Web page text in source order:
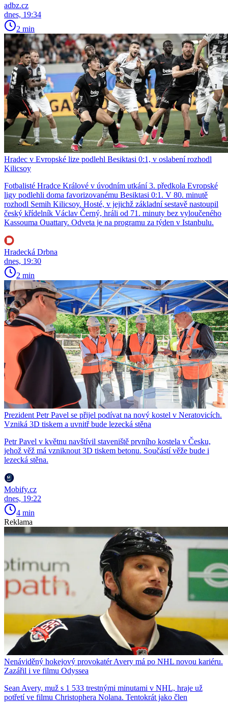
adbz.cz
dnes, 19:34
2 min
Hradec v Evropské lize podlehl Besiktasi 0:1, v oslabení rozhodl
Kilicsoy
Fotbalisté Hradce Králové v úvodním utkání 3. předkola Evropské
ligy podlehli doma favorizovanému Besiktasi 0:1. V 80. minutě
rozhodl Semih Kilicsoy. Hosté, v jejichž základní sestavě nastoupil
český křídelník Václav Černý, hráli od 71. minuty bez vyloučeného
Kassouma Ouattary. Odveta je na programu za týden v Istanbulu.
Hradecká Drbna
dnes, 19:30
2 min
Prezident Petr Pavel se přijel podívat na nový kostel v Neratovicích.
Vzniká 3D tiskem a uvnitř bude lezecká stěna
Petr Pavel v květnu navštívil staveniště prvního kostela v Česku,
jehož věž má vzniknout 3D tiskem betonu. Součástí věže bude i
lezecká stěna.
Mobify.cz
dnes, 19:22
4 min
Reklama
Nenáviděný hokejový provokatér Avery má po NHL novou kariéru.
Zazářil i ve filmu Odyssea
Sean Avery, muž s 1 533 trestnými minutami v NHL, hraje už
potřetí ve filmu Christophera Nolana. Tentokrát jako člen